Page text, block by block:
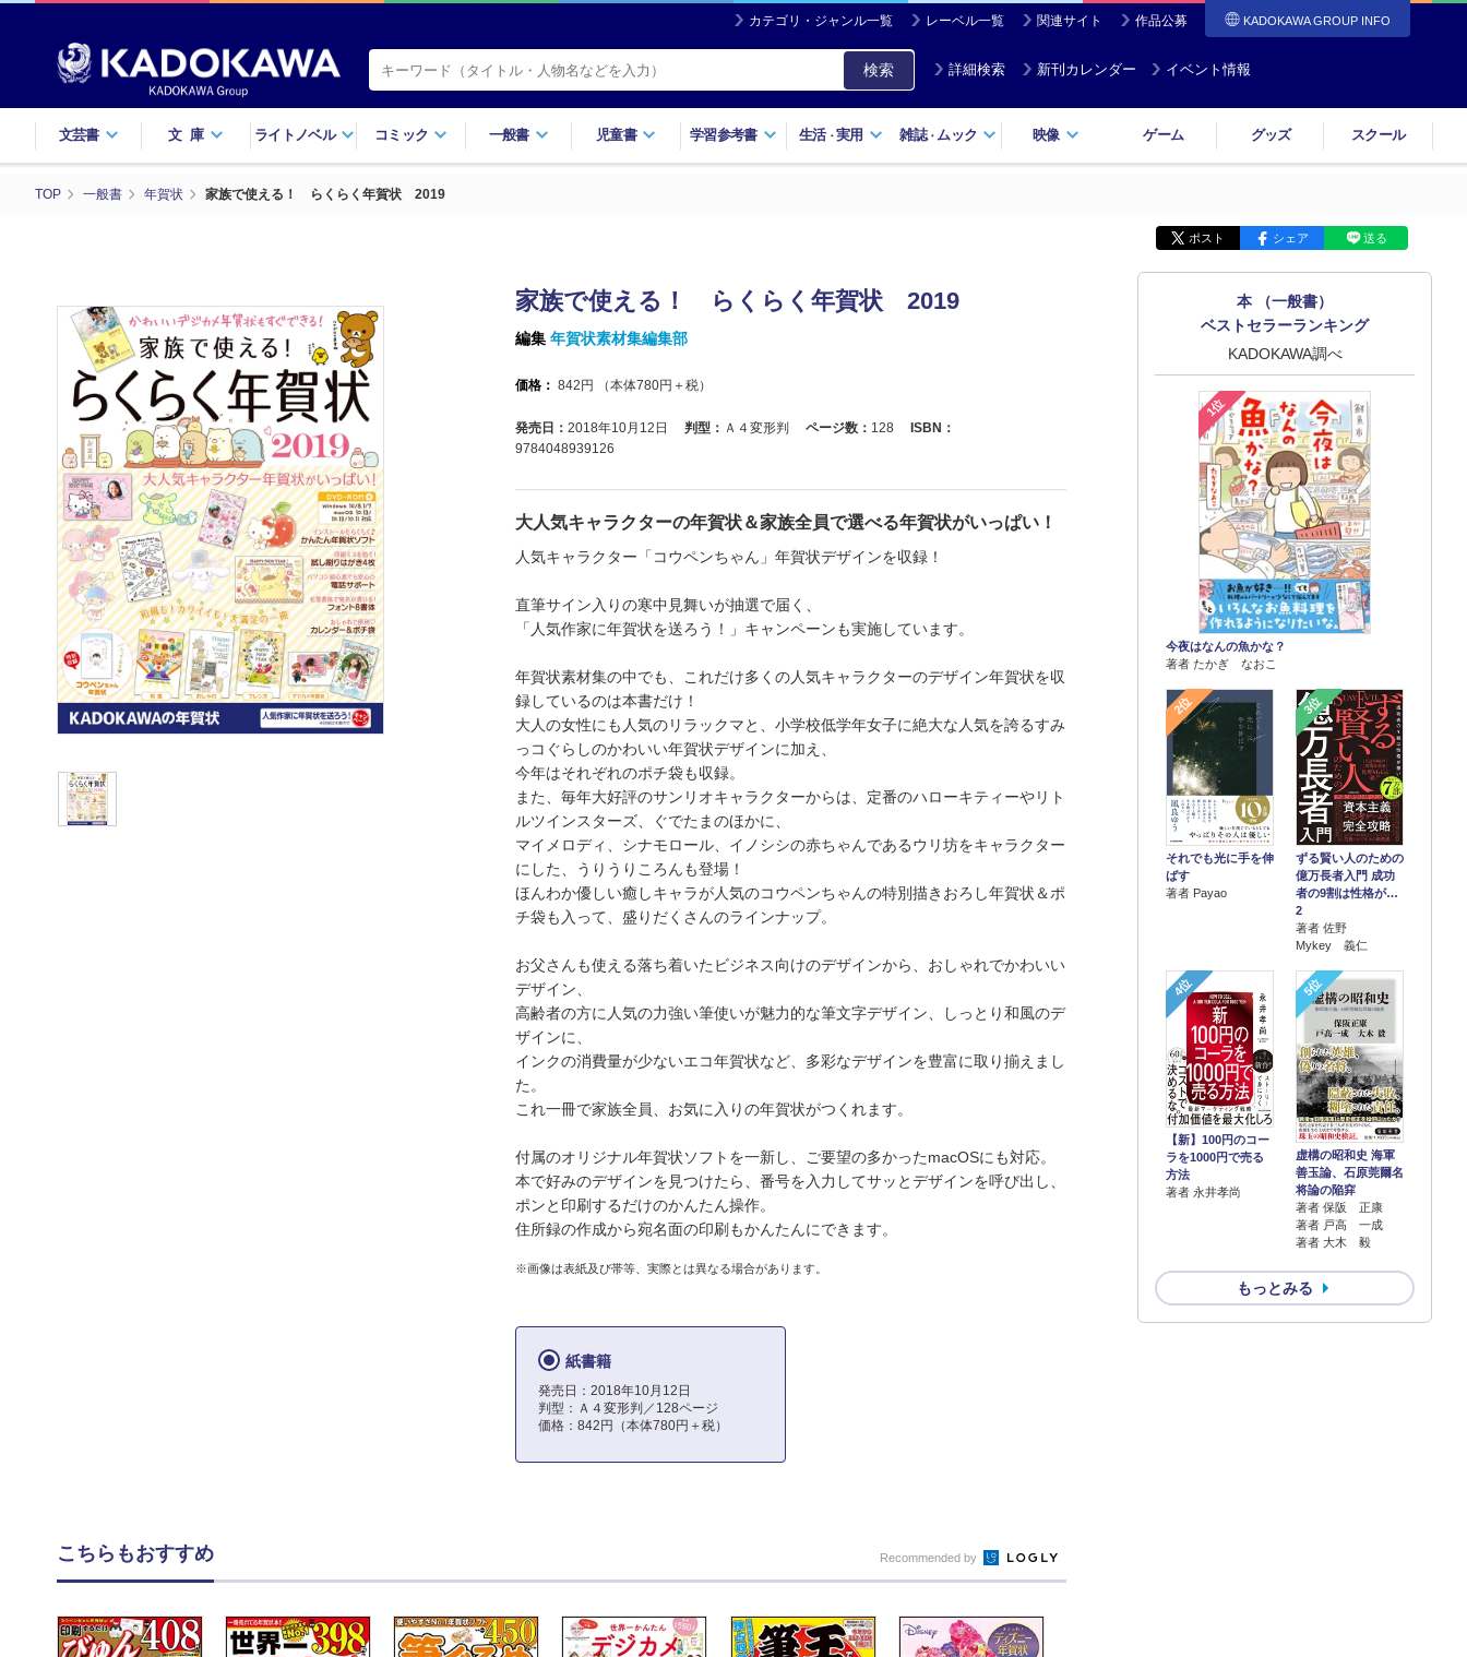
カテゴリ・ジャンル一覧 レーベル一覧 関連サイト 作品公募 KADOKAWA GROUP INFO
検索 詳細検索 新刊カレンダー イベント情報
文芸書 文庫 ライトノベル コミック 一般書 児童書 学習参考書 生活・実用 雑誌・ ムック 映像 ゲーム グッズ スクール
TOP 一般書 年賀状 家族で使える！ らくらく年賀状 2019
ポスト シェア 送る
家族で使える！ らくらく年賀状 2019
編集 年賀状素材集編集部
価格： 842 円 （本体780円＋税）
発売日： 2018年10月12日 判型： Ａ４変形判 ページ数： 128
ISBN：
9784048939126
大人気キャラクターの年賀状＆家族全員で選べる年賀状がいっぱい！
人気キャラクター「コウペンちゃん」年賀状デザインを収録！
直筆サイン入りの寒中見舞いが抽選で届く、
「人気作家に年賀状を送ろう！」キャンペーンも実施しています。
年賀状素材集の中でも、これだけ多くの人気キャラクターのデザイン年賀状を収
録しているのは本書だけ！
大人の女性にも人気のリラックマと、小学校低学年女子に絶大な人気を誇るすみ
っコぐらしのかわいい年賀状デザインに加え、
今年はそれぞれのポチ袋も収録。
また、毎年大好評のサンリオキャラクターからは、定番のハローキティーやリト
ルツインスターズ、ぐでたまのほかに、
マイメロディ、シナモロール、イノシシの赤ちゃんであるウリ坊をキャラクター
にした、うりうりころんも登場！
ほんわか優しい癒しキャラが人気のコウペンちゃんの特別描きおろし年賀状＆ポ
チ袋も入って、盛りだくさんのラインナップ。
お父さんも使える落ち着いたビジネス向けのデザインから、おしゃれでかわいい
デザイン、
高齢者の方に人気の力強い筆使いが魅力的な筆文字デザイン、しっとり和風のデ
ザインに、
インクの消費量が少ないエコ年賀状など、多彩なデザインを豊富に取り揃えまし
た。
これ一冊で家族全員、お気に入りの年賀状がつくれます。
付属のオリジナル年賀状ソフトを一新し、ご要望の多かったmacOSにも対応。
本で好みのデザインを見つけたら、番号を入力してサッとデザインを呼び出し、
ポンと印刷するだけのかんたん操作。
住所録の作成から宛名面の印刷もかんたんにできます。
※画像は表紙及び帯等、実際とは異なる場合があります。
紙書籍
発売日：2018年10月12日
判型：Ａ４変形判／128ページ
価格：842円（本体780円＋税）
本 （一般書）
ベストセラーランキング
KADOKAWA調べ
1位
今夜はなんの魚かな？
著者 たかぎ なおこ
2位
それでも光に手を伸
ばす
著者 Payao
3位
ずる賢い人のための
億万長者入門 成功
者の9割は性格が…
2
著者 佐野
Mykey 義仁
4位
【新】100円のコー
ラを1000円で売る
方法
著者 永井孝尚
5位
虚構の昭和史 海軍
善玉論、石原莞爾名
将論の陥穽
著者 保阪 正康
著者 戸高 一成
著者 大木 毅
もっとみる
こちらもおすすめ Recommended by